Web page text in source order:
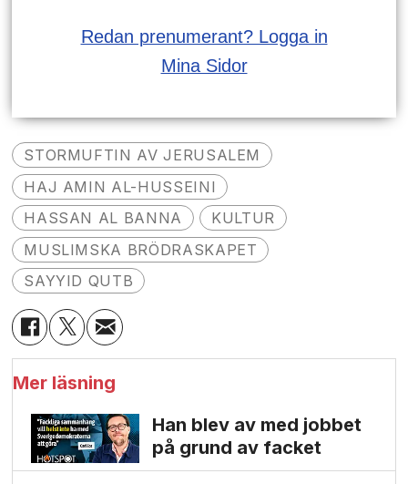
Redan prenumerant? Logga in
Mina Sidor
STORMUFTIN AV JERUSALEM
HAJ AMIN AL-HUSSEINI
HASSAN AL BANNA
KULTUR
MUSLIMSKA BRÖDRASKAPET
SAYYID QUTB
Mer läsning
Han blev av med jobbet
på grund av facket